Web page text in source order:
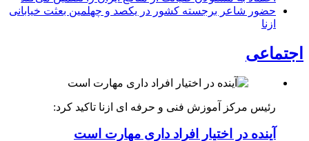
حضور شاعر برجسته کشور در یکصد و چهلمین بعثت خیابانی
ازنا
اجتماعی
رئیس مرکز آموزش فنی و حرفه ای ازنا تاکید کرد:
آینده در اختیار افراد داری مهارت است